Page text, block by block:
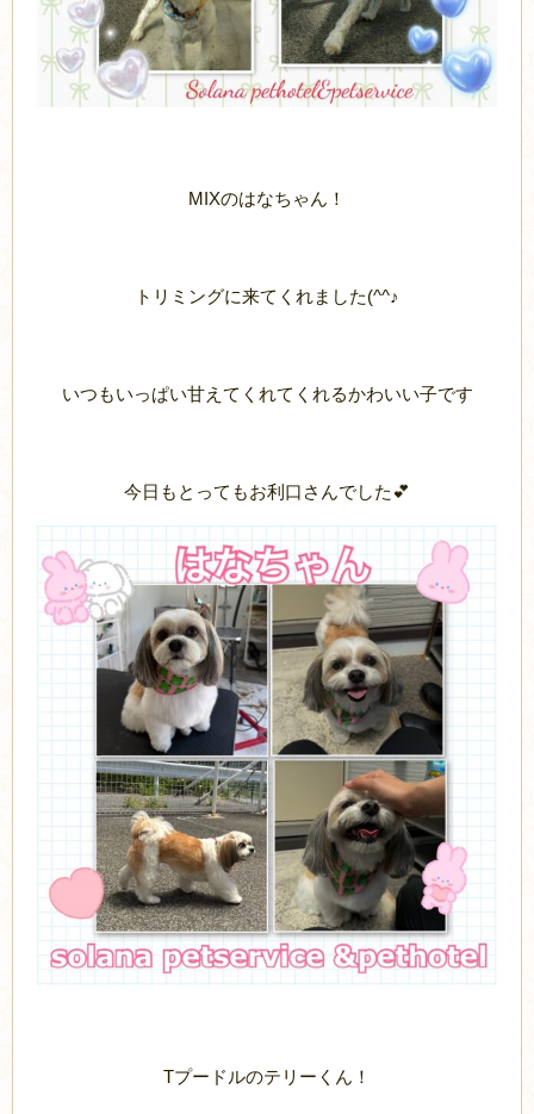
MIXのはなちゃん！
トリミングに来てくれました(^^♪
いつもいっぱい甘えてくれてくれるかわいい子です
今日もとってもお利口さんでした💕
Tプードルのテリーくん！